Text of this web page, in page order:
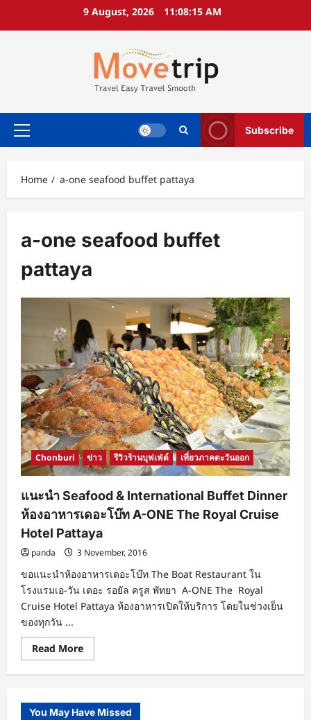
9 August, 2026 11:08:15 AM
Primary
Subscribe
Home a-one seafood buffet pattaya
a-one seafood buffet
pattaya
Chonburi ข่าว รีวิวร้านบุฟเฟ่ต์ เที่ยวภาคตะวันออก
แนะนำ Seafood & International Buffet Dinner
ห้องอาหารเดอะโบ๊ท A-ONE The Royal Cruise
Hotel Pattaya
panda 3 November, 2016
ขอแนะนำห้องอาหารเดอะโบ๊ท The Boat Restaurant ใน
โรงแรมเอ-วัน เดอะ รอยัล ครูส พัทยา A-ONE The Royal
Cruise Hotel Pattaya ห้องอาหารเปิดให้บริการ โดยในช่วงเย็น
ของทุกวัน ...
Read MoreRead
more
แนะนำ
International
Buffet
You May Have Missed